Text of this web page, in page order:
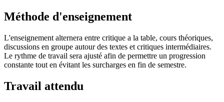
Méthode d'enseignement
L'enseignement alternera entre critique a la table, cours théoriques,
discussions en groupe autour des textes et critiques intermédiaires.
Le rythme de travail sera ajusté afin de permettre un progression
constante tout en évitant les surcharges en fin de semestre.
Travail attendu